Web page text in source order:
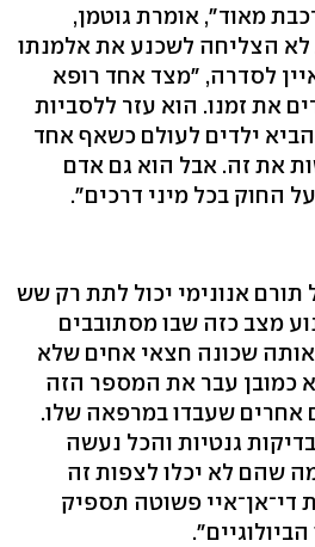
מאוד", אומרת גוטמן,
לא הצליחה לשכנע את אלמנתו
לסדרה, "מצד אחד רופא
את זמנו. הוא עזר ללסביות
ילדים לעולם כשאף אחד
את זה. אבל הוא גם אדם
החוק בכל מיני דרכים".
אנונימי יכול לתת רק שש
מצב כזה שבו מסתובבים
שכונה חצאי אחים שלא
כמובן עבר את המספר הזה
אחרים שעבדו במרפאה שלו.
גנטיות והכל נעשה
שהם לא יכלו לצפות זה
די־אן־איי פשוטה תספיק